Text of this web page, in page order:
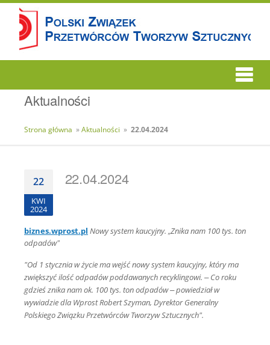
Aktualności
Strona główna »Aktualności » 22.04.2024
22
KWI
2024
22.04.2024
biznes.wprost.pl Nowy system kaucyjny. „Znika nam 100 tys. ton
odpadów”
"Od 1 stycznia w życie ma wejść nowy system kaucyjny, który ma
zwiększyć ilość odpadów poddawanych recyklingowi. – Co roku
gdzieś znika nam ok. 100 tys. ton odpadów – powiedział w
wywiadzie dla Wprost Robert Szyman, Dyrektor Generalny
Polskiego Związku Przetwórców Tworzyw Sztucznych".